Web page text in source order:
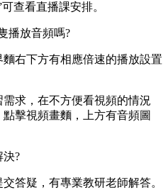
查看直播課安排。
播放音頻嗎?
右下方有相應倍速的播放設置
求，在不方便看視頻的情況
擊視頻畫麵，上方有音頻圖
決?
答疑，有專業教研老師解答。